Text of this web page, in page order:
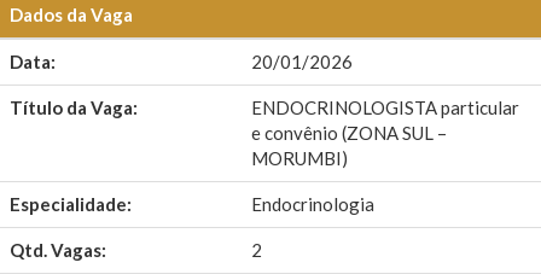
Dados da Vaga
Data: 20/01/2026
Título da Vaga:
ENDOCRINOLOGISTA particular
e convênio (ZONA SUL –
MORUMBI)
Especialidade: Endocrinologia
Qtd. Vagas: 2